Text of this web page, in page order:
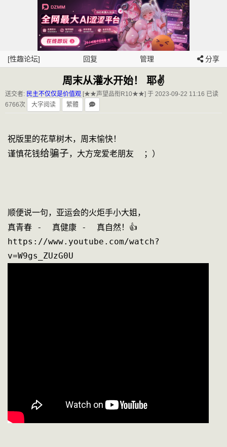
[性趣论坛] 回复 管理 分享
周末从灌水开始！ 耶✌️
送交者: 民主不仅仅是价值观 [★★声望品衔R10★★] 于 2023-09-22 11:16 已读
6766次
大字阅读 繁體
祝版里的花草树木，周末愉快！
谨慎花钱给骗子
顺便说一句，亚运会的火炬手小大姐，
真青春 - 真健康 - 真自然
https://www.youtube.com/watch?
v=W9gs_ZUzG0U